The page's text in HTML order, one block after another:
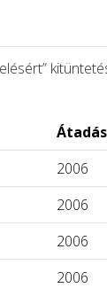
2006
2006
2006
2006